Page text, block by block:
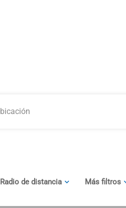
Más filtros
Radio de distancia